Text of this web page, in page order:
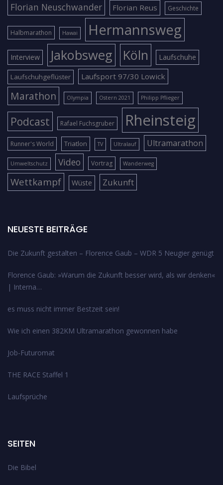
Florian Neuschwander Florian Reus Geschichte
Halbmarathon Hawai Hermannsweg
Interview Jakobsweg Köln Laufschuhe
Laufschuhgeflüster Laufsport 97/30 Lowick
Marathon Olympia Ostern 2021 Philipp Pflieger
Podcast Rafael Fuchsgruber Rheinsteig
Runner's World Triatlon TV Ultralauf Ultramarathon
Umweltschutz Video Vortrag Wanderweg
Wettkampf Wüste Zukunft
NEUESTE BEITRÄGE
Die Zukunft gestalten – Florence Gaub – WDR 5 Neugier genügt
Florence Gaub: »Warum die Zukunft besser wird, als wir denken«
| Interna…
es muss nicht immer Bestzeit sein!
Wie ich einen 382KM Ultramarathon gewonnen habe
Job-Futuromat
THE RACE Staffel 1
Laufsprüche
SEITEN
Die Bibel